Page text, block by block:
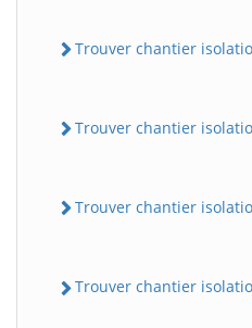
Trouver chantier
Trouver chantier
Trouver chantier
Trouver chantier